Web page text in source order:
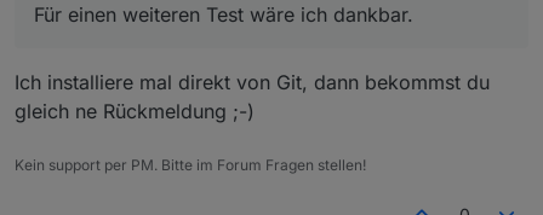
Für einen weiteren Test wäre ich dankbar.
Ich installiere mal direkt von Git, dann bekommst du
gleich ne Rückmeldung ;-)
Kein support per PM. Bitte im Forum Fragen stellen!